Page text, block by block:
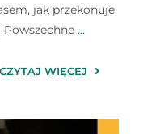
jak przekonuje
Powszechne...
CZYTAJ WIĘCEJ